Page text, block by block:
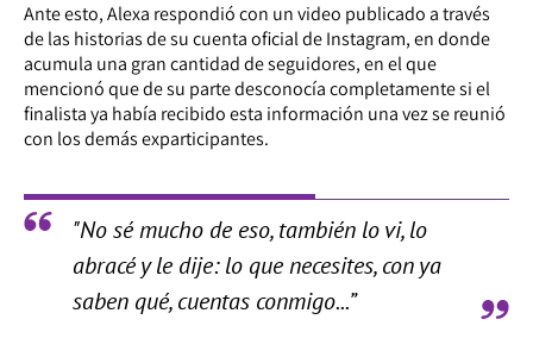
Ante esto, Alexa respondió con un video publicado a través
de las historias de su cuenta oficial de Instagram, en donde
acumula una gran cantidad de seguidores, en el que
mencionó que de su parte desconocía completamente si el
finalista ya había recibido esta información una vez se reunió
con los demás exparticipantes.
"No sé mucho de eso, también lo vi, lo
abracé y le dije: lo que necesites, con ya
saben qué, cuentas conmigo...”